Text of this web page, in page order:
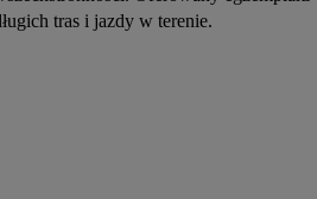
tras i jazdy w terenie.